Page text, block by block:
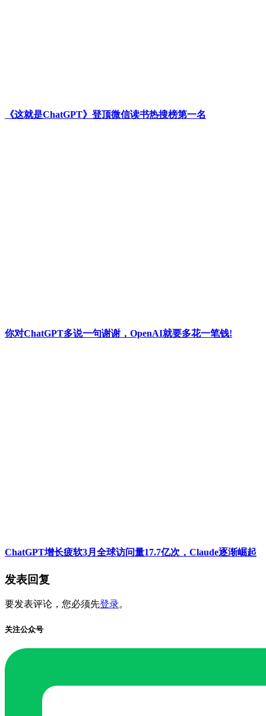
《这就是ChatGPT》登顶微信读书热搜榜第一名
你对ChatGPT多说一句谢谢，OpenAI就要多花一笔钱!
ChatGPT增长疲软3月全球访问量17.7亿次，Claude逐渐崛起
发表回复
要发表评论，您必须先登录。
关注公众号